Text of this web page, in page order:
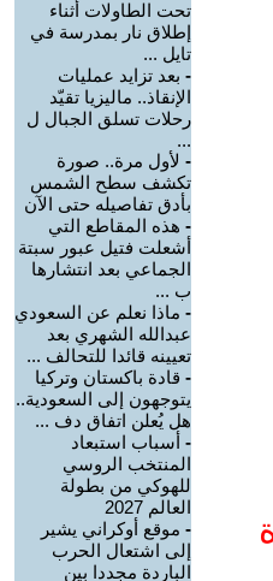
تحت الطاولات أثناء
إطلاق نار بمدرسة في
تايل ...
- بعد تزايد عمليات
الإنقاذ.. ماليزيا تقيّد
رحلات تسلق الجبال ل
...
- لأول مرة.. صورة
تكشف سطح الشمس
بأدق تفاصيله حتى الآن
- هذه المقاطع التي
أشعلت فتيل عبور سبتة
الجماعي بعد انتشارها
ب ...
- ماذا نعلم عن السعودي
عبدالله الشهري بعد
تعيينه قائدا للتحالف ...
- قادة باكستان وتركيا
يتوجهون إلى السعودية..
هل يُعلن اتفاق دف ...
- أسباب استبعاد
المنتخب الروسي
للهوكي من بطولة
العالم 2027
- موقع أوكراني يشير
إلى اشتعال الحرب
الباردة مجددا بين